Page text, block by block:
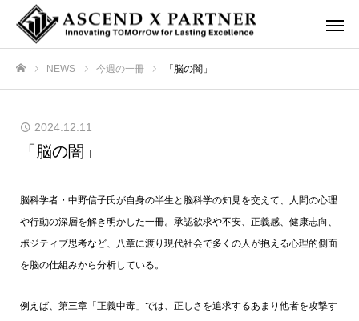
NEWS 今週の一冊 「脳の闇」
2024.12.11
「脳の闇」
脳科学者・中野信子氏が自身の半生と脳科学の知見を交えて、人間の心理
や行動の深層を解き明かした一冊。承認欲求や不安、正義感、健康志向、
ポジティブ思考など、八章に渡り現代社会で多くの人が抱える心理的側面
を脳の仕組みから分析している。
例えば、第三章「正義中毒」では、正しさを追求するあまり他者を攻撃す